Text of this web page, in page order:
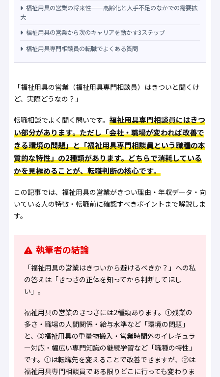
福祉用具の営業の将来性——高齢化と人手不足のなかでの需要拡
大
福祉用具の営業から次のキャリアを動かす3ステップ
福祉用具専門相談員の転職でよくある質問
「福祉用具の営業（福祉用具専門相談員）はきついと聞くけ
ど、実際どうなの？」
転職相談でよく聞く問いです。 福祉用具専門相談員にはきつ
い部分があります。ただし「会社・職場が変われば改善で
きる環境の問題」と「福祉用具専門相談員という職種の本
質的な特性」の2種類があります。どちらで消耗している
かを見極めることが、転職判断の核心です。
この記事では、福祉用具の営業がきつい理由・年収データ・向
いている人の特徴・転職前に確認すべきポイントまで解説しま
す。
執筆者の結論
「福祉用具の営業はきついから避けるべきか？」への私
の答えは「きつさの正体を知ってから判断してほし
い」。
福祉用具の営業のきつさには2種類あります。 ①残業の
多さ・職場の人間関係・給与水準など「環境の問題」
と、 ②福祉用具の重量物搬入・営業時間外のイレギュラ
ー対応・幅広い専門知識の継続学習など「職種の特性」
です。①は転職先を変えることで改善できますが、②は
福祉用具専門相談員である限りどこに行っても変わりま